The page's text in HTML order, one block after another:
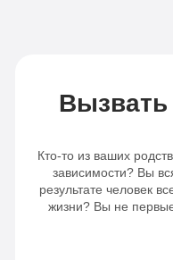
Вызвать
Кто-то из ваших
зависимости? Вы
результате человек
жизни? Вы не